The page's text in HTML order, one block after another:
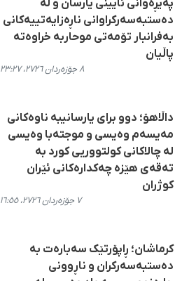
پەیڕەوانی ئایینی یارسان و لە
دەستبەسەرکراوانی ناڕەزایەتییەکانی
بەفرانبار تۆمەتی موحاربە خراوەتە
پاڵیان
٨ جۆزەردان ٢٧٢٦، ٢٣:٢٧
داڵاهۆ؛ دوو برای یارسانیبە ناوەکانی
مەیسەم وەیسی و موجتەبا وەیسی
لە چالاکانی کولتووریی کورد بە
تەقەی هێزە چەکدارەکانی ئێران
کوژران
٧ جۆزەردان ٢٧٢٦، ١٦:٥٥
کرماشان؛ ڕاپۆرتێک سەبارەت بە
دەستبەسەرکران و ناڕوونی